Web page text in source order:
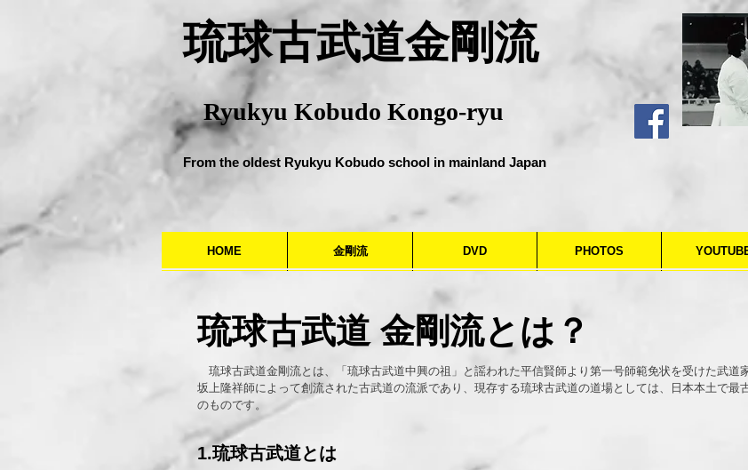
​琉球古武道金剛流
Ryukyu Kobudo Kongo-ryu
From the oldest Ryukyu Kobudo school in mainland Japan
HOME 金剛流 DVD PHOTOS
琉球古武道 金剛流とは？
琉球古武道金剛流とは、「琉球古武道中興の祖」と謡われた平信賢師より第一号師範免状を受けた武道
坂上隆祥師によって創流された古武道の流派であり、現存する琉球古武道の道場としては、日本本土で最
のものです。
1.琉球古武道とは